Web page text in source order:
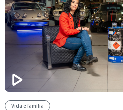
Vida e família